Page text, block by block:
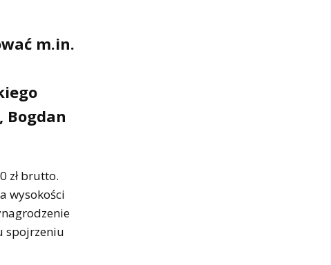
m.in.
Bogdan
zł brutto.
wysokości
spojrzeniu